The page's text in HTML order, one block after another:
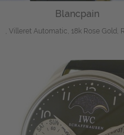
Blancpain
, Villeret Automatic, 18k Rose Gold,